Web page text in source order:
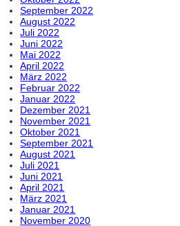
September 2022
August 2022
Juli 2022
Juni 2022
Mai 2022
April 2022
März 2022
Februar 2022
Januar 2022
Dezember 2021
November 2021
Oktober 2021
September 2021
August 2021
Juli 2021
Juni 2021
April 2021
März 2021
Januar 2021
November 2020